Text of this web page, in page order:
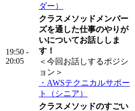
ダー）
19:50 -
20:05
クラスメソッドメンバー
ズを通した仕事のやりが
いについてお話ししま
す！
＜今回お話しするポジシ
ョン＞
・AWSテクニカルサポー
ト（シニア）
クラスメソッドのすごい